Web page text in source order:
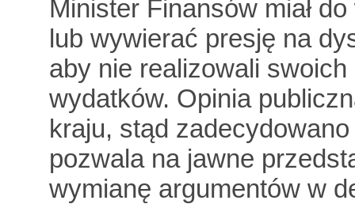
Minister Finansów miał
lub wywierać presję na
aby nie realizowali
wydatków. Opinia
kraju, stąd
pozwala na jawne
wymianę argumentów w